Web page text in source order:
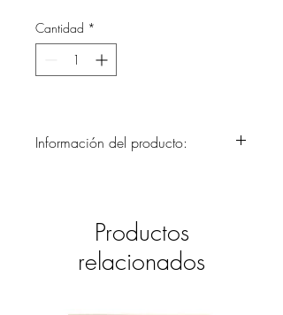
Cantidad *
Información del producto:
colores, texturas y gramajes, para dar
esa primera gran impresión a sus
clientes.
Productos
relacionados